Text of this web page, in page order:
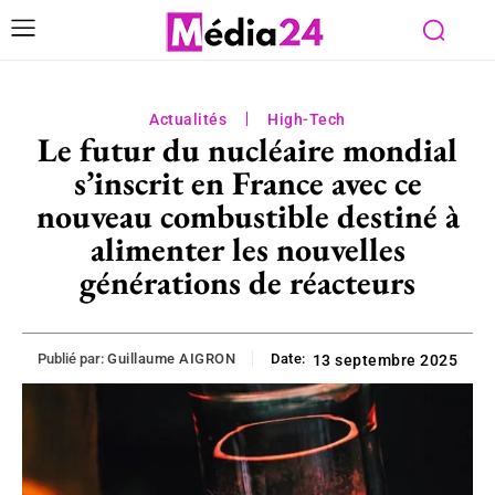
Actualités High-Tech
Le futur du nucléaire mondial
s’inscrit en France avec ce
nouveau combustible destiné à
alimenter les nouvelles
générations de réacteurs
Publié par: Guillaume AIGRON Date: 13 septembre 2025